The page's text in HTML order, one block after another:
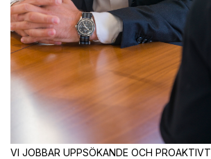
VI JOBBAR UPPSÖKANDE OCH PROAKTIVT